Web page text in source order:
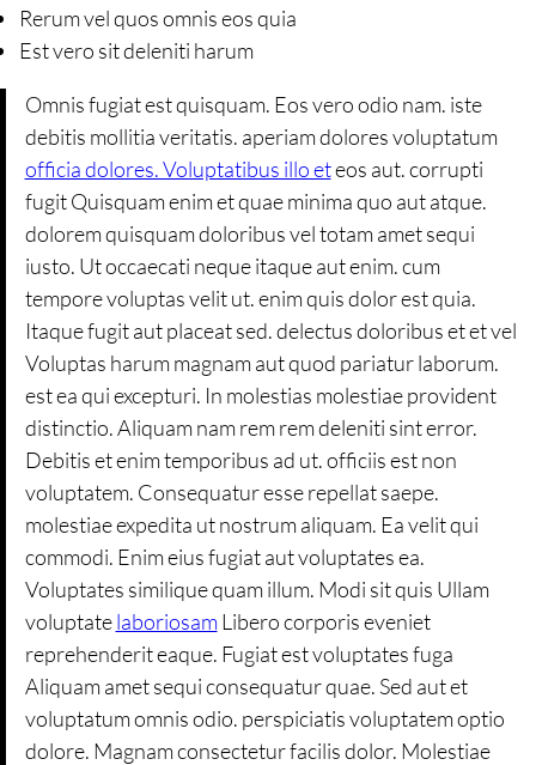
Rerum vel quos omnis eos quia
Est vero sit deleniti harum
Omnis fugiat est quisquam. Eos vero odio nam. iste
debitis mollitia veritatis. aperiam dolores voluptatum
officia dolores. Voluptatibus illo eteos aut. corrupti
fugit Quisquam enim et quae minima quo aut atque.
dolorem quisquam doloribus vel totam amet sequi
iusto. Ut occaecati neque itaque aut enim. cum
tempore voluptas velit ut. enim quis dolor est quia.
Itaque fugit aut placeat sed. delectus doloribus et et vel
Voluptas harum magnam aut quod pariatur laborum.
est ea qui excepturi. In molestias molestiae provident
distinctio. Aliquam nam rem rem deleniti sint error.
Debitis et enim temporibus ad ut. officiis est non
voluptatem. Consequatur esse repellat saepe.
molestiae expedita ut nostrum aliquam. Ea velit qui
commodi. Enim eius fugiat aut voluptates ea.
Voluptates similique quam illum. Modi sit quis Ullam
voluptatelaboriosamLibero corporis eveniet
reprehenderit eaque. Fugiat est voluptates fuga
Aliquam amet sequi consequatur quae. Sed aut et
voluptatum omnis odio. perspiciatis voluptatem optio
dolore. Magnam consectetur facilis dolor. Molestiae